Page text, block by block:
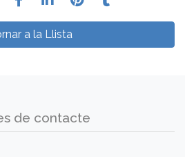
a la Llista
de contacte